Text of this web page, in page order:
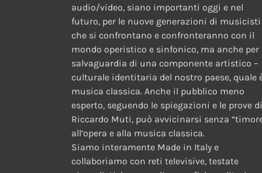
audio/video, siano importanti oggi e nel
futuro, per le nuove generazioni di musicisti
che si confrontano e confronteranno con il
mondo operistico e sinfonico, ma anche per
salvaguardia di una componente artistico –
culturale identitaria del nostro paese, quale
musica classica. Anche il pubblico meno
esperto, seguendo le spiegazioni e le prove di
Riccardo Muti, può avvicinarsi senza
all’opera e alla musica classica.
Siamo interamente Made in Italy e
collaboriamo con reti televisive, testate